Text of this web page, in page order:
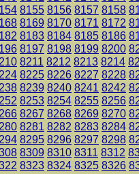
8155 8156 8157 8158
8169 8170 8171 8172
8183 8184 8185 8186
8197 8198 8199 8200
8211 8212 8213 8214
8225 8226 8227 8228
8239 8240 8241 8242
8253 8254 8255 8256
8267 8268 8269 8270
8281 8282 8283 8284
8295 8296 8297 8298
8309 8310 8311 8312
8323 8324 8325 8326